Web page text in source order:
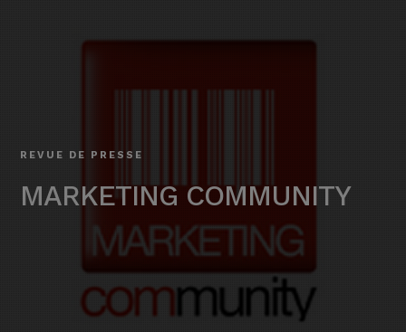
REVUE DE PRESSE
MARKETING COMMUNITY